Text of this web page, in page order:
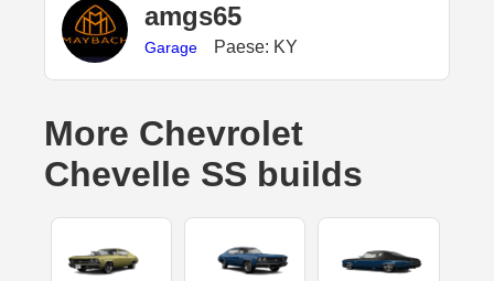
amgs65
Garage Paese: KY
More Chevrolet
Chevelle SS builds